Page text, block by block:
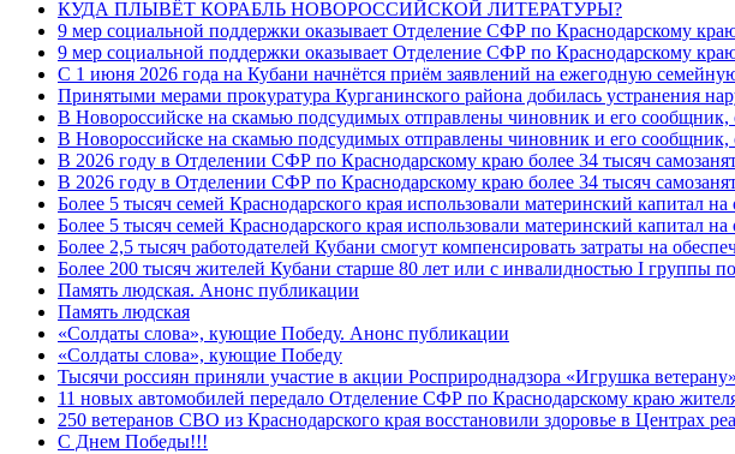
КУДА ПЛЫВЁТ КОРАБЛЬ НОВОРОССИЙСКОЙ ЛИТЕРАТУРЫ?
9 мер социальной поддержки оказывает Отделение СФР по Краснодарскому
9 мер социальной поддержки оказывает Отделение СФР по Краснодарскому
С 1 июня 2026 года на Кубани начнётся приём заявлений на ежегодную
Принятыми мерами прокуратура Курганинского района добилась устранения
В Новороссийске на скамью подсудимых отправлены чиновник и его
В Новороссийске на скамью подсудимых отправлены чиновник и его
В 2026 году в Отделении СФР по Краснодарскому краю более 34 тысяч
В 2026 году в Отделении СФР по Краснодарскому краю более 34 тысяч
Более 5 тысяч семей Краснодарского края использовали материнский капитал
Более 5 тысяч семей Краснодарского края использовали материнский капитал на
Более 2,5 тысяч работодателей Кубани смогут компенсировать затраты на
Более 200 тысяч жителей Кубани старше 80 лет или с инвалидностью I группы
Память людская. Анонс публикации
Память людская
«Солдаты слова», кующие Победу. Анонс публикации
«Солдаты слова», кующие Победу
Тысячи россиян приняли участие в акции Росприроднадзора «Игрушка ветерану»
11 новых автомобилей передало Отделение СФР по Краснодарскому краю
250 ветеранов СВО из Краснодарского края восстановили здоровье в Центрах
С Днем Победы!!!